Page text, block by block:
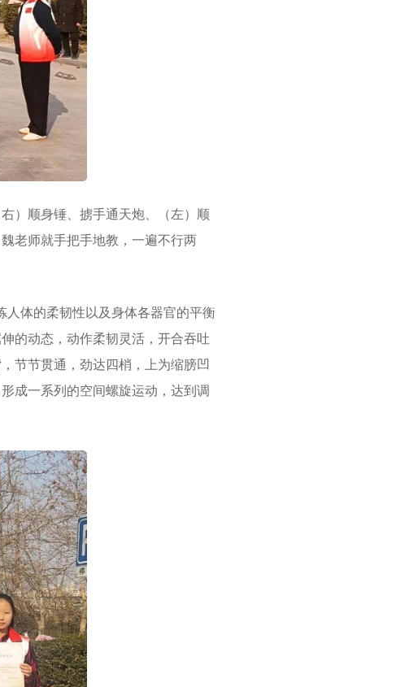
）顺身锤、掳手通天炮、（左）顺
老师就手把手地教，一遍不行两
人体的柔韧性以及身体各器官的平衡
的动态，动作柔韧灵活，开合吞吐
节节贯通，劲达四梢，上为缩膀凹
成一系列的空间螺旋运动，达到调